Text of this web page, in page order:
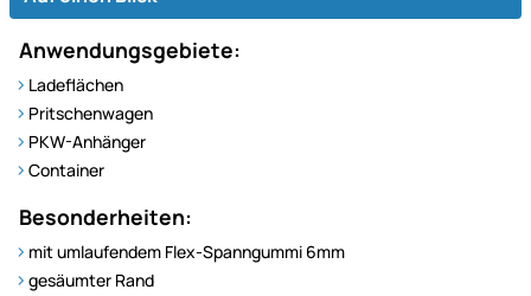
Anwendungsgebiete:
Ladeflächen
Pritschenwagen
PKW-Anhänger
Container
Besonderheiten:
mit umlaufendem Flex-Spanngummi 6mm
gesäumter Rand